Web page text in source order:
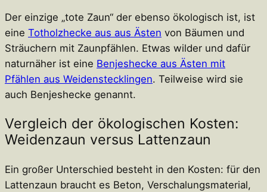
Der einzige „tote Zaun“ der ebenso ökologisch ist, ist
eine Totholzhecke aus aus Ästen von Bäumen und
Sträuchern mit Zaunpfählen. Etwas wilder und dafür
naturnäher ist eine Benjeshecke aus Ästen mit
Pfählen aus Weidenstecklingen. Teilweise wird sie
auch Benjeshecke genannt.
Vergleich der ökologischen Kosten:
Weidenzaun versus Lattenzaun
Ein großer Unterschied besteht in den Kosten: für den
Lattenzaun braucht es Beton, Verschalungsmaterial,